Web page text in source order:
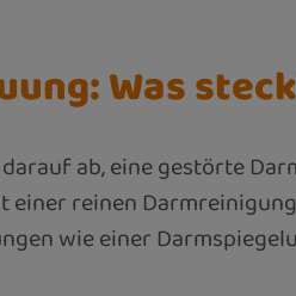
Was
ab, eine gestörte
einer reinen
wie einer